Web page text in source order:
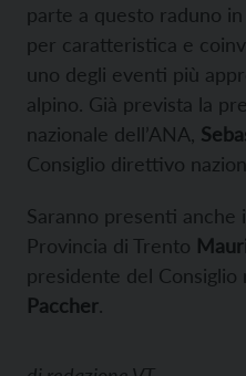
parte a questo raduno in
per caratteristica e
uno degli eventi più
alpino. Già prevista la
nazionale dell’ANA,
Consiglio direttivo
Saranno presenti anche
Provincia di Trento
presidente del Consiglio
Paccher.